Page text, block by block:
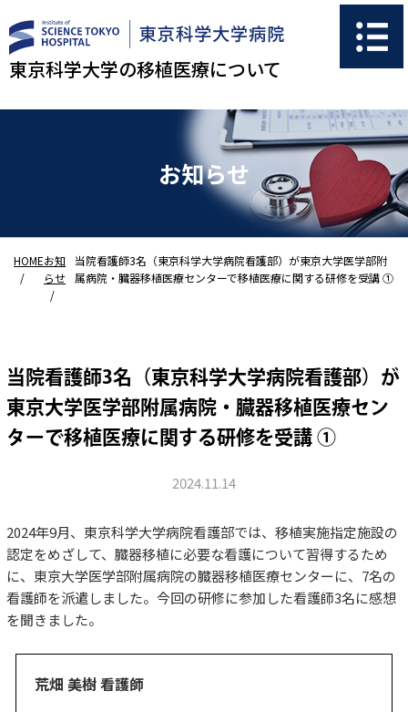
東京科学大学の移植医療について
お知らせ
HOMEお知
らせ
当院看護師3名（東京科学大学病院看護部）が東京大学医学部附
属病院・臓器移植医療センターで移植医療に関する研修を受講 ①
当院看護師3名（東京科学大学病院看護部）が
東京大学医学部附属病院・臓器移植医療セン
ターで移植医療に関する研修を受講 ①
2024.11.14
2024年9月、東京科学大学病院看護部では、移植実施指定施設の
認定をめざして、臓器移植に必要な看護について習得するため
に、東京大学医学部附属病院の臓器移植医療センターに、7名の
看護師を派遣しました。今回の研修に参加した看護師3名に感想
を聞きました。
荒畑 美樹 看護師